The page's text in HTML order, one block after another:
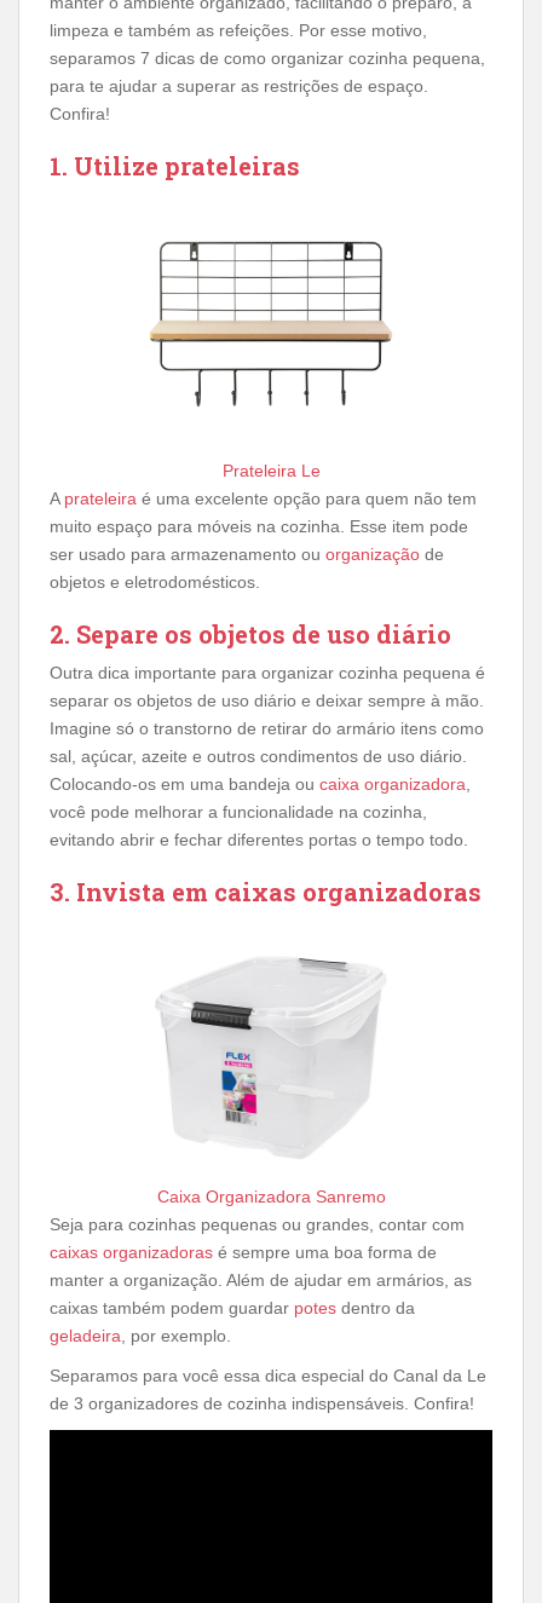
limpeza e também as refeições. Por esse motivo,
separamos 7 dicas de como organizar cozinha pequena,
para te ajudar a superar as restrições de espaço.
Confira!
1. Utilize prateleiras
Prateleira Le
A prateleira é uma excelente opção para quem não tem
muito espaço para móveis na cozinha. Esse item pode
ser usado para armazenamento ou organização de
objetos e eletrodomésticos.
2. Separe os objetos de uso diário
Outra dica importante para organizar cozinha pequena é
separar os objetos de uso diário e deixar sempre à mão.
Imagine só o transtorno de retirar do armário itens como
sal, açúcar, azeite e outros condimentos de uso diário.
Colocando-os em uma bandeja ou caixa organizadora
você pode melhorar a funcionalidade na cozinha,
evitando abrir e fechar diferentes portas o tempo todo.
3. Invista em caixas organizadoras
Caixa Organizadora Sanremo
Seja para cozinhas pequenas ou grandes, contar com
caixas organizadoras é sempre uma boa forma de
manter a organização. Além de ajudar em armários, as
caixas também podem guardar potes dentro da
geladeira , por exemplo.
Separamos para você essa dica especial do Canal da Le
de 3 organizadores de cozinha indispensáveis. Confira!